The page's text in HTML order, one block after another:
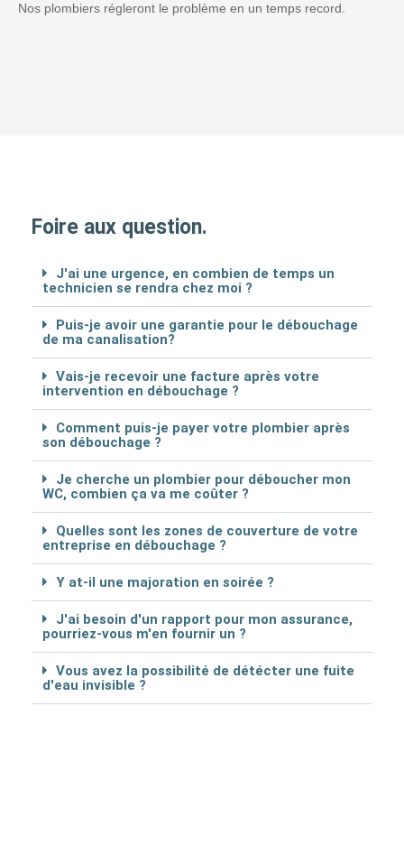
Nos plombiers régleront le problème en un temps record.
Foire aux question.
J'ai une urgence, en combien de temps un
technicien se rendra chez moi ?
Puis-je avoir une garantie pour le débouchage
de ma canalisation?
Vais-je recevoir une facture après votre
intervention en débouchage ?
Comment puis-je payer votre plombier après
son débouchage ?
Je cherche un plombier pour déboucher mon
WC, combien ça va me coûter ?
Quelles sont les zones de couverture de votre
entreprise en débouchage ?
Y at-il une majoration en soirée ?
J'ai besoin d'un rapport pour mon assurance,
pourriez-vous m'en fournir un ?
Vous avez la possibilité de détécter une fuite
d'eau invisible ?